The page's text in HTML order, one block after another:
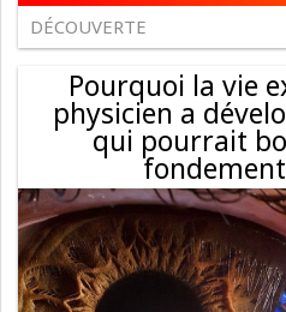
DÉCOUVERTE
Pourquoi la vie
physicien a
qui pourrait